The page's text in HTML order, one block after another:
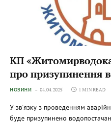
КП
про призупинення
НОВИНИ 04.04.2025 1 MIN READ
У зв’язку з проведенням
буде призупинено